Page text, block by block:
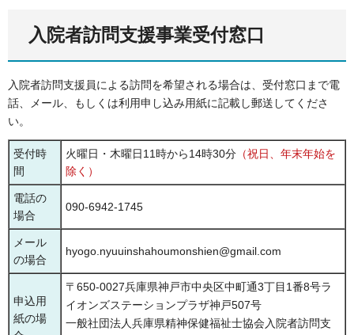
入院者訪問支援事業受付窓口
入院者訪問支援員による訪問を希望される場合は、受付窓口まで電
話、メール、もしくは利用申し込み用紙に記載し郵送してくださ
い。
受付時
間
火曜日・木曜日11時から14時30分 （祝日、年末年始を
除く）
電話の
場合
090-6942-1745
メール
の場合
hyogo.nyuuinshahoumonshien@gmail.com
申込用
紙の場
〒650-0027兵庫県神戸市中央区中町通3丁目1番8号ラ
イオンズステーションプラザ神戸507号
一般社団法人兵庫県精神保健福祉士協会入院者訪問支